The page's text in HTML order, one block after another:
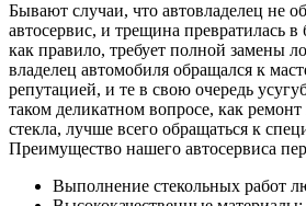
Бывают случаи, что автовладелец не
автосервис, и трещина превратилась
как правило, требует полной замены
владелец автомобиля обращался к
репутацией, и те в свою очередь
таком деликатном вопросе, как
стекла, лучше всего обращаться к
Преимущество нашего автосервиса
Выполнение стекольных работ